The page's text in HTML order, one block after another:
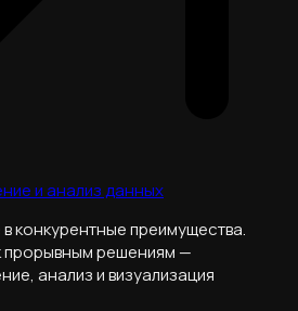
и анализ данных
конкурентные преимущества.
прорывным решениям —
анализ и визуализация